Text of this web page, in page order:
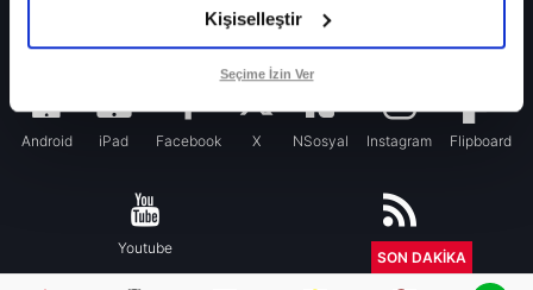
Kişiselleştir
Seçime İzin Ver
Galatasaray’da rota yeniden Thiago Almada!
Android iPad Facebook X NSosyal Instagram Flipboard
Youtube RSS
SON DAKİKA